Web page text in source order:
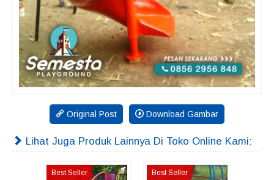
Original Post Download Gambar
Lihat Juga Produk Lainnya Di Toko Online Kami:
Best Seller Best Seller